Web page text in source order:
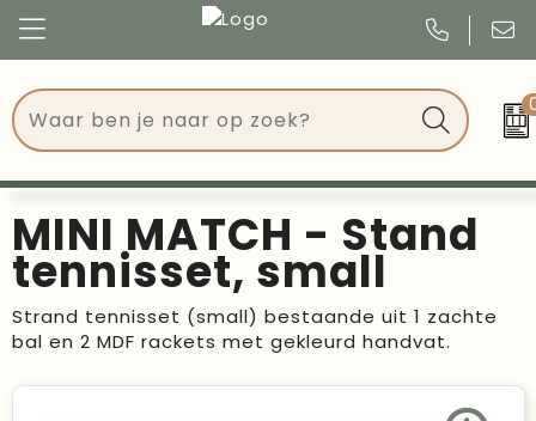
Tassen
Drinkwaren
Events
Congres
Events
Kerst
Verjaardagen
MINI MATCH - Stand
tennisset, small
Strand tennisset (small) bestaande uit 1 zachte
bal en 2 MDF rackets met gekleurd handvat.